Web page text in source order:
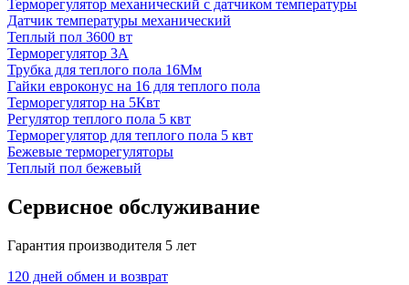
Терморегулятор механический с датчиком температуры
Датчик температуры механический
Теплый пол 3600 вт
Терморегулятор 3А
Трубка для теплого пола 16Мм
Гайки евроконус на 16 для теплого пола
Терморегулятор на 5Квт
Регулятор теплого пола 5 квт
Терморегулятор для теплого пола 5 квт
Бежевые терморегуляторы
Теплый пол бежевый
Сервисное обслуживание
Гарантия производителя 5 лет
120 дней обмен и возврат